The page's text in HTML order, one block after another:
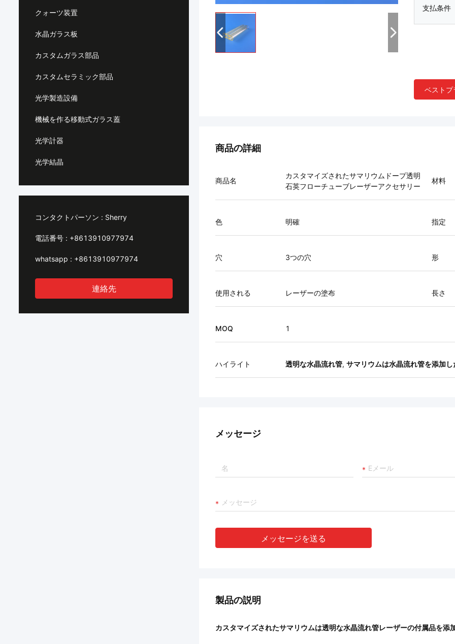
クォーツ装置
水晶ガラス板
カスタムガラス部品
カスタムセラミック部品
光学製造設備
機械を作る移動式ガラス蓋
光学計器
光学結晶
コンタクトパーソン : Sherry
電話番号 : +8613910977974
whatsapp : +8613910977974
連絡先
支払条件
ベストプ
商品の詳細
商品名
カスタマイズされたサマリウムドープ透明
石英フローチューブレーザーアクセサリー
材料
色 明確 指定
穴 3つの穴 形
使用される レーザーの塗布 長さ
MOQ 1
ハイライト 透明な水晶流れ管, サマリウムは水晶流れ管を添加し
メッセージ
メッセージを送る
製品の説明
カスタマイズされたサマリウムは透明な水晶流れ管レーザーの付属品を添